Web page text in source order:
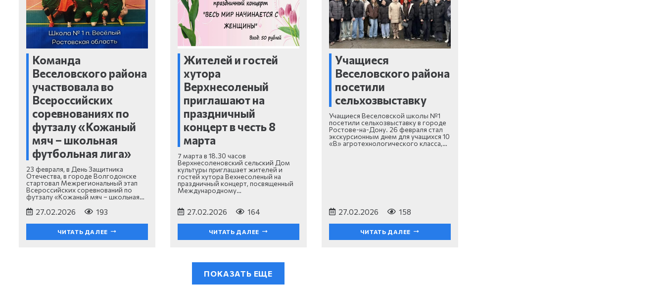
Команда
Веселовского района
участвовала во
Всероссийских
соревнованиях по
футзалу «Кожаный
мяч – школьная
футбольная лига»
23 февраля, в День Защитника
Отечества, в городе Волгодонске
стартовал Межрегиональный этап
Всероссийских соревнований по
футзалу «Кожаный мяч – школьная…
27.02.2026 193
ЧИТАТЬ ДАЛЕЕ
Жителей и гостей
хутора
Верхнесоленый
приглашают на
праздничный
концерт в честь 8
марта
7 марта в 18.30 часов
Верхнесоленовский сельский Дом
культуры приглашает жителей и
гостей хутора Вехнесоленый на
праздничный концерт, посвященный
Международному…
27.02.2026 164
ЧИТАТЬ ДАЛЕЕ
Учащиеся
Веселовского района
посетили
сельхозвыставку
Учащиеся Веселовской школы №1
посетили сельхозвыставку в городе
Ростове-на-Дону. 26 февраля стал
экскурсионным днем для учащихся 10
«В» агротехнологического класса,…
27.02.2026 158
ЧИТАТЬ ДАЛЕЕ
ПОКАЗАТЬ ЕЩЕ